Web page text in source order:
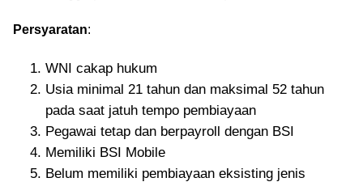
Persyaratan:
WNI cakap hukum
Usia minimal 21 tahun dan maksimal 52 tahun
pada saat jatuh tempo pembiayaan
Pegawai tetap dan berpayroll dengan BSI
Memiliki BSI Mobile
Belum memiliki pembiayaan eksisting jenis